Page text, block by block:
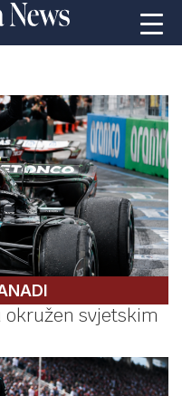
svjetskim